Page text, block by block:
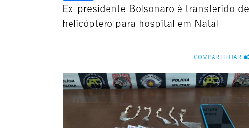
Ex-presidente Bolsonaro é transferido de
helicóptero para hospital em Natal
COMPARTILHAR